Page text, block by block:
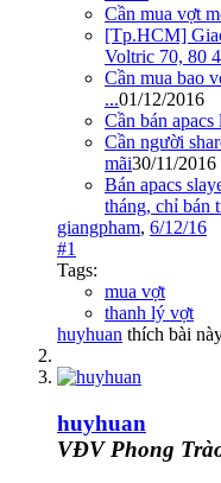
Cần mua vợt
[Tp.HCM]
Voltric 70, 80
Cần mua bao
...01/12/2016
Cần bán
Cần người
mãi30/11/2016
Bán apacs
tháng, chỉ bán
giangpham, 6/12/16
#1
Tags:
mua vợt
thanh lý vợt
huyhuan thích bài
huyhuan
VĐV Phong